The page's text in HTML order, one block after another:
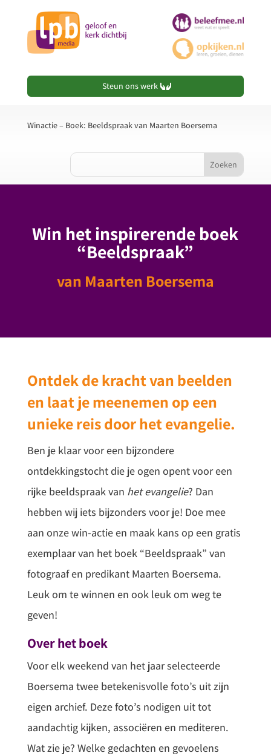
Steun ons werk
Winactie – Boek: Beeldspraak van Maarten Boersema
Win het inspirerende boek
“Beeldspraak”
van Maarten Boersema
Ontdek de kracht van beelden
en laat je meenemen op een
unieke reis door het evangelie.
Ben je klaar voor een bijzondere
ontdekkingstocht die je ogen opent voor een
rijke beeldspraak van het evangelie? Dan
hebben wij iets bijzonders voor je! Doe mee
aan onze win-actie en maak kans op een gratis
exemplaar van het boek “Beeldspraak” van
fotograaf en predikant Maarten Boersema.
Leuk om te winnen en ook leuk om weg te
geven!
Over het boek
Voor elk weekend van het jaar selecteerde
Boersema twee betekenisvolle foto’s uit zijn
eigen archief. Deze foto’s nodigen uit tot
aandachtig kijken, associëren en mediteren.
Wat zie je? Welke gedachten en gevoelens